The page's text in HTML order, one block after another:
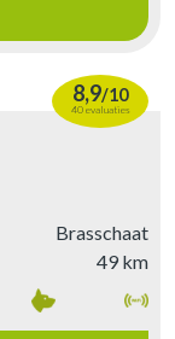
8,9/10
40 evaluaties
Brasschaat
49 km